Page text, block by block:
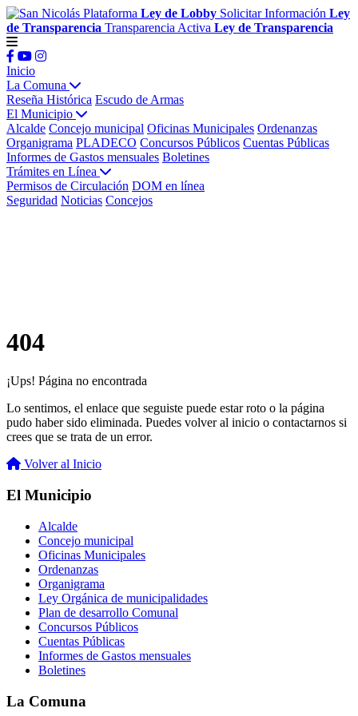
Plataforma Ley de Lobby Solicitar Información Ley
de Transparencia Transparencia Activa Ley de Transparencia
Inicio
La Comuna
Reseña Histórica Escudo de Armas
El Municipio
Alcalde Concejo municipal Oficinas Municipales Ordenanzas
Organigrama PLADECO Concursos Públicos Cuentas Públicas
Informes de Gastos mensuales Boletines
Trámites en Línea
Permisos de Circulación DOM en línea
Seguridad Noticias Concejos
404
¡Ups! Página no encontrada
Lo sentimos, el enlace que seguiste puede estar roto o la página
pudo haber sido eliminada. Puedes volver al inicio o contactarnos si
crees que se trata de un error.
Volver al Inicio
El Municipio
Alcalde
Concejo municipal
Oficinas Municipales
Ordenanzas
Organigrama
Ley Orgánica de municipalidades
Plan de desarrollo Comunal
Concursos Públicos
Cuentas Públicas
Informes de Gastos mensuales
Boletines
La Comuna